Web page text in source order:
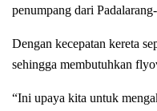
penumpang dari
Dengan kecepatan kereta
sehingga membutuhkan
“Ini upaya kita untuk